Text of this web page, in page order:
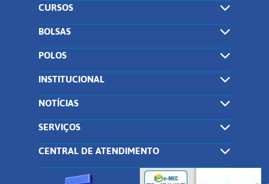
CURSOS
BOLSAS
POLOS
INSTITUCIONAL
NOTÍCIAS
SERVIÇOS
CENTRAL DE ATENDIMENTO